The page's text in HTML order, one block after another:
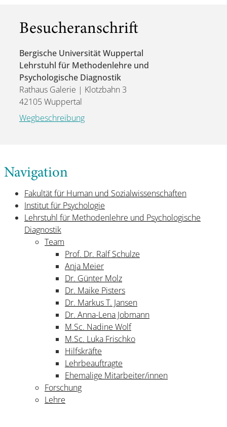
Besucheranschrift
Bergische Universität Wuppertal
Lehrstuhl für Methodenlehre und
Psychologische Diagnostik
Rathaus Galerie | Klotzbahn 3
42105 Wuppertal
Wegbeschreibung
Navigation
Fakultät für Human und Sozialwissenschaften
Institut für Psychologie
Lehrstuhl für Methodenlehre und Psychologische
Diagnostik
Team
Prof. Dr. Ralf Schulze
Anja Meier
Dr. Günter Molz
Dr. Maike Pisters
Dr. Markus T. Jansen
Dr. Anna-Lena Jobmann
M.Sc. Nadine Wolf
M.Sc. Luka Frischko
Hilfskräfte
Lehrbeauftragte
Ehemalige Mitarbeiter/innen
Forschung
Lehre